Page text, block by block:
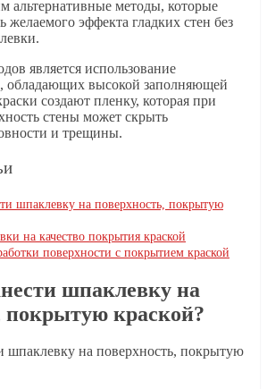
альтернативные методы, которые
желаемого эффекта гладких стен без
является использование
обладающих высокой заполняющей
создают пленку, которая при
стены может скрыть
и трещины.
шпаклевку на поверхность, покрытую
на качество покрытия краской
поверхности с покрытием краской
шпаклевку на
покрытую краской?